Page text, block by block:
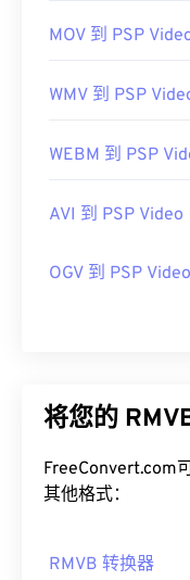
MOV 到 PSP
WMV 到 PSP
WEBM 到 PSP
AVI 到 PSP Video
OGV 到 PSP Video
将您的
FreeConvert.com
其他格式：
RMVB 转换器